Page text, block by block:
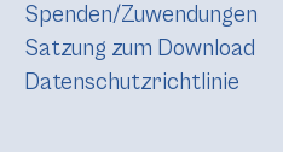
Spenden/Zuwendungen
Satzung zum Download
Datenschutzrichtlinie